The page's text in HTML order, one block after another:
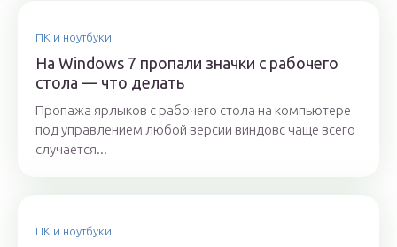
ПК и ноутбуки
На Windows 7 пропали значки с рабочего
стола — что делать
Пропажа ярлыков с рабочего стола на компьютере
под управлением любой версии виндовс чаще всего
случается...
ПК и ноутбуки